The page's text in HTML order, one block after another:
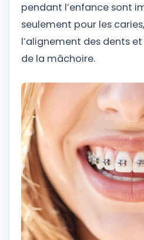
pendant l’enfance sont
seulement pour les
l’alignement des dents
de la mâchoire.